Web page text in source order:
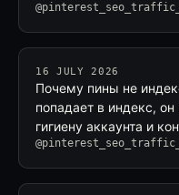
16 JULY 2026
Почему пины не
попадает в индекс, он
гигиену аккаунта и